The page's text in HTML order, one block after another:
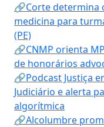
🔗Corte determina
medicina para
(PE)
🔗CNMP orienta
de honorários
🔗Podcast Justiça
Judiciário e alerta
algorítmica
🔗Alcolumbre